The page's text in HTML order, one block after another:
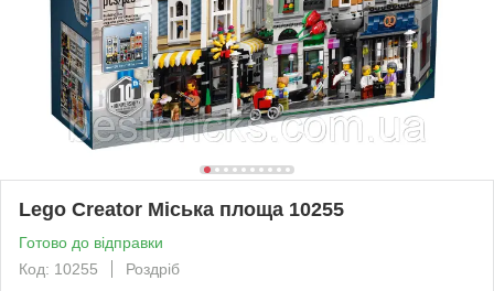
Lego Creator Міська площа 10255
Готово до відправки
Код: 10255
Роздріб